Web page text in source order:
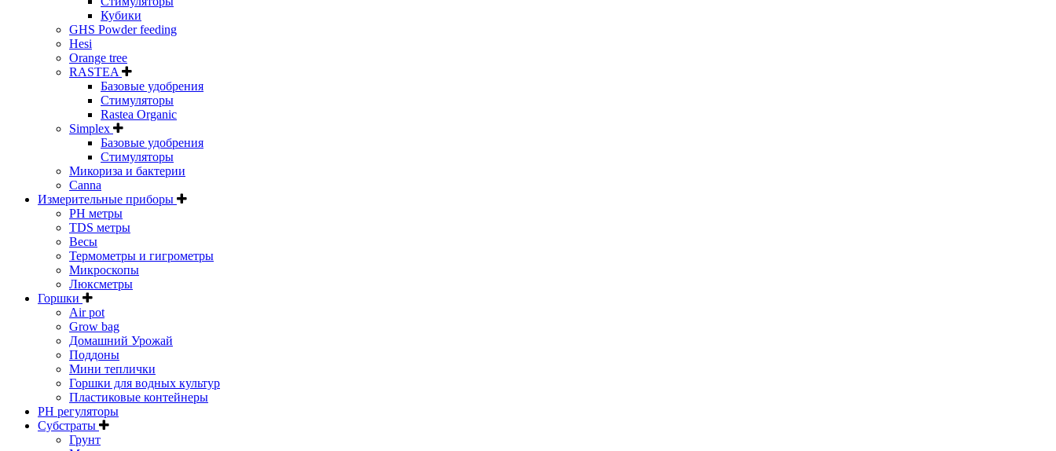
Кубики
GHS Powder feeding
Hesi
Orange tree
RASTEA
Базовые удобрения
Стимуляторы
Rastea Organic
Simplex
Базовые удобрения
Стимуляторы
Микориза и бактерии
Canna
Измерительные приборы
PH метры
TDS метры
Весы
Термометры и гигрометры
Микроскопы
Люксметры
Горшки
Air pot
Grow bag
Домашний Урожай
Поддоны
Мини теплички
Горшки для водных культур
Пластиковые контейнеры
PH регуляторы
Субстраты
Грунт